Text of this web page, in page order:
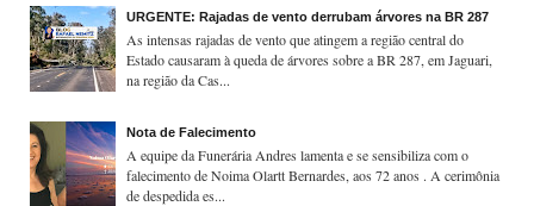
URGENTE: Rajadas de vento derrubam árvores na BR 287
As intensas rajadas de vento que atingem a região central do
Estado causaram à queda de árvores sobre a BR 287, em Jaguari,
na região da Cas...
Nota de Falecimento
A equipe da Funerária Andres lamenta e se sensibiliza com o
falecimento de Noima Olartt Bernardes, aos 72 anos . A cerimônia
de despedida es...